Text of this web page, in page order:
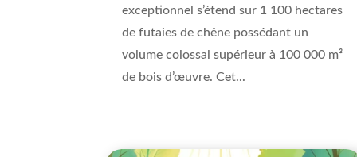
exceptionnel s’étend sur 1 100 hectares
de futaies de chêne possédant un
volume colossal supérieur à 100 000 m³
de bois d’œuvre. Cet...